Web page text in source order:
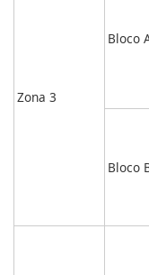
Zona 3
Bloco
Bloco